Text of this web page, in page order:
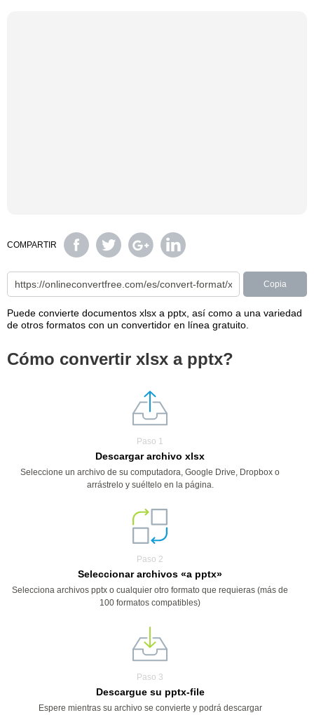
COMPARTIR
Copia
Puede convierte documentos xlsx a pptx, así como a una variedad
de otros formatos con un convertidor en línea gratuito.
Cómo convertir xlsx a pptx?
Paso 1
Descargar archivo xlsx
Seleccione un archivo de su computadora, Google Drive, Dropbox o
arrástrelo y suéltelo en la página.
Paso 2
Seleccionar archivos «a pptx»
Selecciona archivos pptx o cualquier otro formato que requieras (más de
100 formatos compatibles)
Paso 3
Descargue su pptx-file
Espere mientras su archivo se convierte y podrá descargar